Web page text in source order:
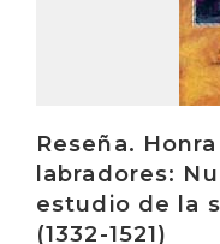
Reseña.
labradores:
estudio de la
(1332-1521)